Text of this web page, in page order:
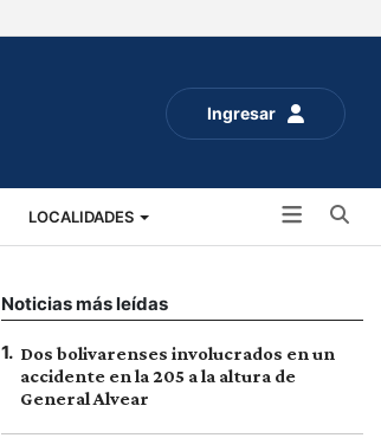
Ingresar
LOCALIDADES
Noticias más leídas
1. Dos bolivarenses involucrados en un
accidente en la 205 a la altura de
General Alvear